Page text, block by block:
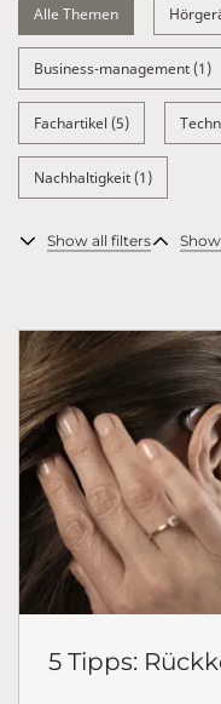
Alle Themen
Business-management (1)
Fachartikel (5)
Nachhaltigkeit (1)
Show all filters
5 Tipps: